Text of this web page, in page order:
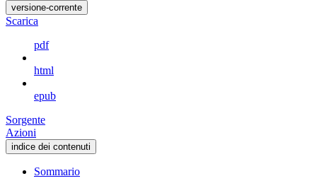
versione-corrente
Scarica
pdf
html
epub
Sorgente
Azioni
indice dei contenuti
Sommario